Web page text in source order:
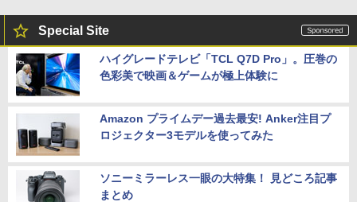
Special Site
ハイグレードテレビ「TCL Q7D Pro」。圧巻の
色彩美で映画＆ゲームが極上体験に
Amazon プライムデー過去最安! Anker注目プ
ロジェクター3モデルを使ってみた
ソニーミラーレス一眼の大特集！ 見どころ記事
まとめ